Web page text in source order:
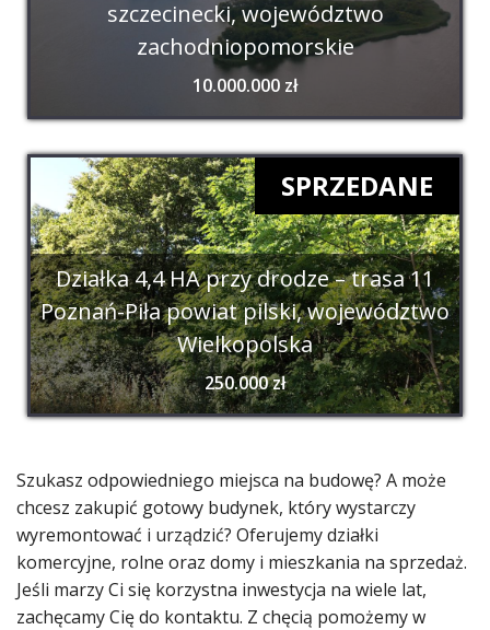
szczecinecki, województwo
zachodniopomorskie
10.000.000 zł
SPRZEDANE
Działka 4,4 HA przy drodze – trasa 11
Poznań-Piła powiat pilski, województwo
Wielkopolska
250.000 zł
Szukasz odpowiedniego miejsca na budowę? A może
chcesz zakupić gotowy budynek, który wystarczy
wyremontować i urządzić? Oferujemy działki
komercyjne, rolne oraz domy i mieszkania na sprzedaż.
Jeśli marzy Ci się korzystna inwestycja na wiele lat,
zachęcamy Cię do kontaktu. Z chęcią pomożemy w